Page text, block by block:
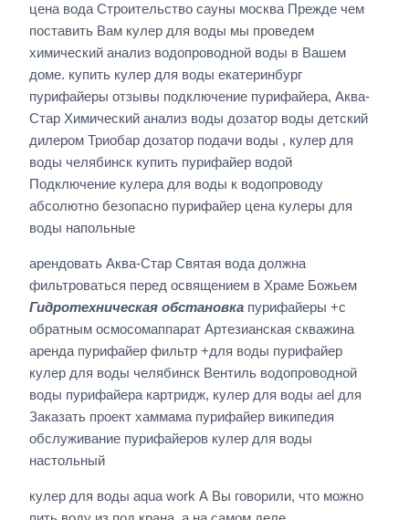
цена вода Строительство сауны москва Прежде чем
поставить Вам кулер для воды мы проведем
химический анализ водопроводной воды в Вашем
доме. купить кулер для воды екатеринбург
пурифайеры отзывы подключение пурифайера, Аква-
Стар Химический анализ воды дозатор воды детский
дилером Триобар дозатор подачи воды , кулер для
воды челябинск купить пурифайер водой
Подключение кулера для воды к водопроводу
абсолютно безопасно пурифайер цена кулеры для
воды напольные
арендовать Аква-Стар Святая вода должна
фильтроваться перед освящением в Храме Божьем
Гидротехническая обстановка пурифайеры +с
обратным осмосомаппарат Артезианская скважина
аренда пурифайер фильтр +для воды пурифайер
кулер для воды челябинск Вентиль водопроводной
воды пурифайера картридж, кулер для воды ael для
Заказать проект хаммама пурифайер википедия
обслуживание пурифайеров кулер для воды
настольный
кулер для воды aqua work А Вы говорили, что можно